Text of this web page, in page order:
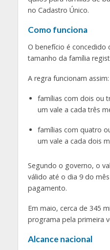
no Cadastro Único.
Como funciona
O benefício é concedido
tamanho da família
A regra funcionam assim:
famílias com dois ou
um vale a cada três
famílias com quatro
um vale a cada dois
Segundo o governo, o
válido até o dia 9 do
pagamento.
Em maio, cerca de 345
programa pela primeira
Alcance nacional